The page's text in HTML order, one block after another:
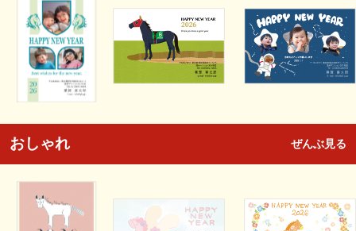
おしゃれ ぜんぶ見る